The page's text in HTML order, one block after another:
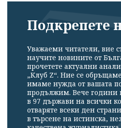
Подкрепете
Уважаеми читатели, вие
научите новините от
прочетете актуални
„Клуб Z“. Ние се
имаме нужда от вашата
продължим. Вече години
в 97 държави на всички
отваряте всеки ден
в търсене на истинска,